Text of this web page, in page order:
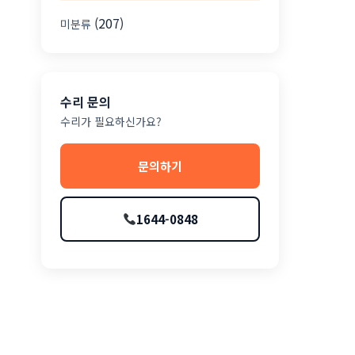
미분류 (207)
수리 문의
수리가 필요하신가요?
문의하기
1644-0848